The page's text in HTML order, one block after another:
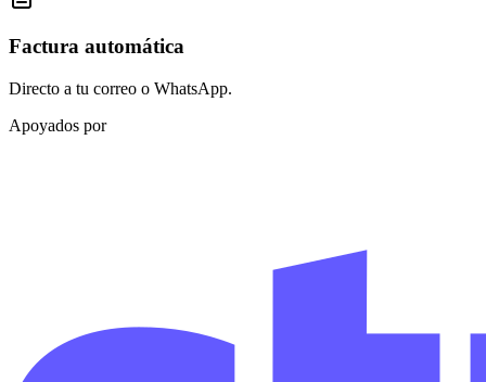
Factura automática
Directo a tu correo o WhatsApp.
Apoyados por